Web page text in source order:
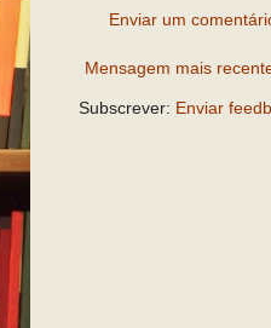
Enviar um
Mensagem mais
Subscrever: Enviar